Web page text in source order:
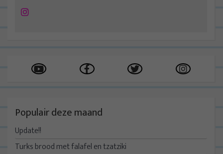
Instagram
Populair deze maand
Update!!
Turks brood met falafel en tzatziki